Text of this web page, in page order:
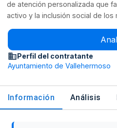
de atención personalizada que
activo y la inclusión social de los
Perfil del contratante
Ayuntamiento de Vallehermoso
Información Análisis